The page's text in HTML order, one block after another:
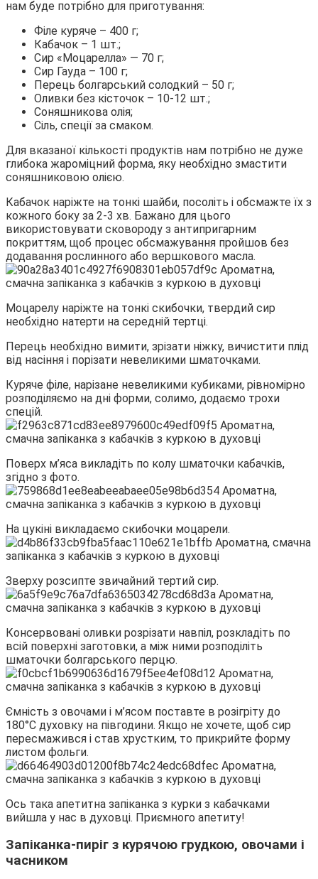
нам буде потрібно для приготування:
Філе куряче – 400 г;
Кабачок – 1 шт.;
Сир «Моцарелла» — 70 г;
Сир Гауда – 100 г;
Перець болгарський солодкий – 50 г;
Оливки без кісточок – 10-12 шт.;
Соняшникова олія;
Сіль, спеції за смаком.
Для вказаної кількості продуктів нам потрібно не дуже
глибока жароміцний форма, яку необхідно змастити
соняшниковою олією.
Кабачок наріжте на тонкі шайби, посоліть і обсмажте їх з
кожного боку за 2-3 хв. Бажано для цього
використовувати сковороду з антипригарним
покриттям, щоб процес обсмажування пройшов без
додавання рослинного або вершкового масла.
Моцарелу наріжте на тонкі скибочки, твердий сир
необхідно натерти на середній тертці.
Перець необхідно вимити, зрізати ніжку, вичистити плід
від насіння і порізати невеликими шматочками.
Куряче філе, нарізане невеликими кубиками, рівномірно
розподіляємо на дні форми, солимо, додаємо трохи
спецій.
Поверх м’яса викладіть по колу шматочки кабачків,
згідно з фото.
На цукіні викладаємо скибочки моцарели.
Зверху розсипте звичайний тертий сир.
Консервовані оливки розрізати навпіл, розкладіть по
всій поверхні заготовки, а між ними розподіліть
шматочки болгарського перцю.
Ємність з овочами і м’ясом поставте в розігріту до
180°C духовку на півгодини. Якщо не хочете, щоб сир
пересмажився і став хрустким, то прикрийте форму
листом фольги.
Ось така апетитна запіканка з курки з кабачками
вийшла у нас в духовці. Приємного апетиту!
Запіканка-пиріг з курячою грудкою, овочами і
часником